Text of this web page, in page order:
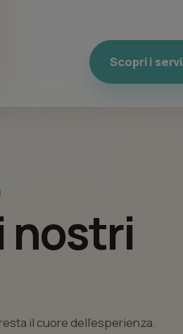
Scopri i
nostri
il cuore dell’esperienza.